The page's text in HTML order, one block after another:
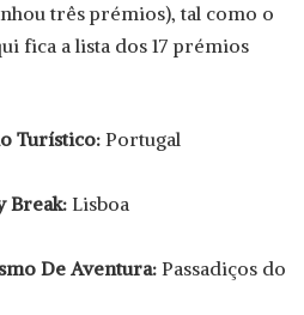
três prémios), tal como o
fica a lista dos 17 prémios
Turístico: Portugal
Break: Lisboa
De Aventura: Passadiços do